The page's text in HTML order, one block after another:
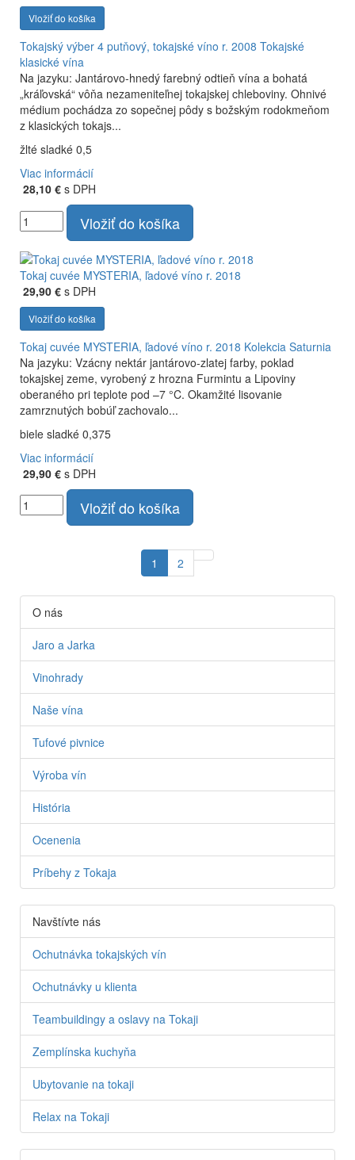
Vložiť do košíka
Tokajský výber 4 putňový, tokajské víno r. 2008 Tokajské
klasické vína
Na jazyku: Jantárovo-hnedý farebný odtieň vína a bohatá
„kráľovská“ vôňa nezameniteľnej tokajskej chleboviny. Ohnivé
médium pochádza zo sopečnej pôdy s božským rodokmeňom
z klasických tokajs...
žlté sladké 0,5
Viac informácií
28,10 € s DPH
Vložiť do košíka
Tokaj cuvée MYSTERIA, ľadové víno r. 2018
29,90 € s DPH
Vložiť do košíka
Tokaj cuvée MYSTERIA, ľadové víno r. 2018 Kolekcia Saturnia
Na jazyku: Vzácny nektár jantárovo-zlatej farby, poklad
tokajskej zeme, vyrobený z hrozna Furmintu a Lipoviny
oberaného pri teplote pod –7 °C. Okamžité lisovanie
zamrznutých bobúľ zachovalo...
biele sladké 0,375
Viac informácií
29,90 € s DPH
Vložiť do košíka
1 2
O nás
Jaro a Jarka
Vinohrady
Naše vína
Tufové pivnice
Výroba vín
História
Ocenenia
Príbehy z Tokaja
Navštívte nás
Ochutnávka tokajských vín
Ochutnávky u klienta
Teambuildingy a oslavy na Tokaji
Zemplínska kuchyňa
Ubytovanie na tokaji
Relax na Tokaji